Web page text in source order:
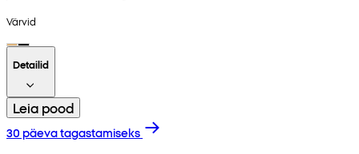
Värvid
Detailid
Leia pood
30 päeva tagastamiseks